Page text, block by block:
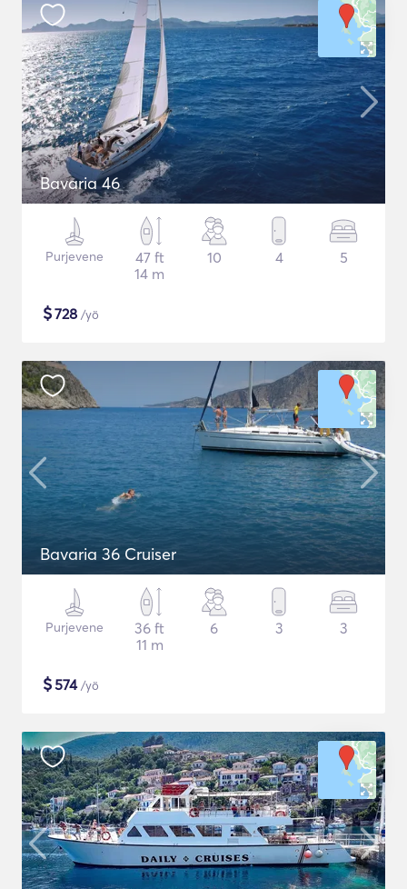
Bavaria 46
Purjevene
47 ft
14 m
10 4 5
$728 /yö
Bavaria 36 Cruiser
Purjevene
36 ft
11 m
6 3 3
$574/yö